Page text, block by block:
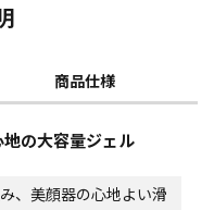
商品仕様
の大容量ジェル
、美顔器の心地よい滑